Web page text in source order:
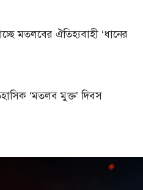
মতলবের ঐতিহ্যবাহী ‘ধানের
‘মতলব মুক্ত’ দিবস